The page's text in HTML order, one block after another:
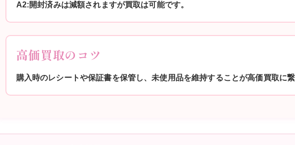
A2:開封済みは減額されますが買取は可能です。
高価買取のコツ
購入時のレシートや保証書を保管し、未使用品を維持することが高価買取に繋